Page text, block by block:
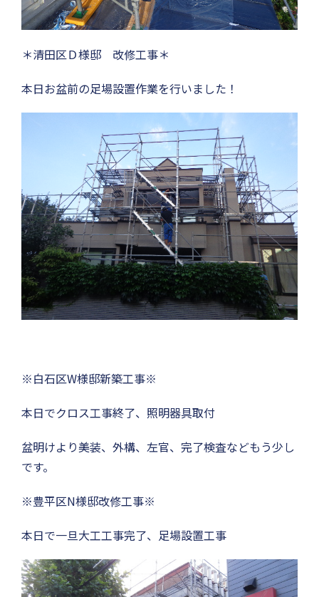
＊清田区Ｄ様邸 改修工事＊
本日お盆前の足場設置作業を行いました！
※白石区W様邸新築工事※
本日でクロス工事終了、照明器具取付
盆明けより美装、外構、左官、完了検査などもう少し
です。
※豊平区N様邸改修工事※
本日で一旦大工工事完了、足場設置工事